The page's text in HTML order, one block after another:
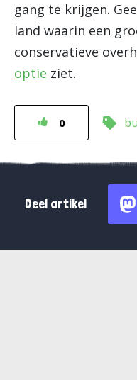
gang te krijgen.
land waarin een
conservatieve
optie ziet.
0
Deel artikel